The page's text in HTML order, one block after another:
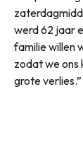
werd 62 jaar
familie willen
zodat we ons
grote verlies.”